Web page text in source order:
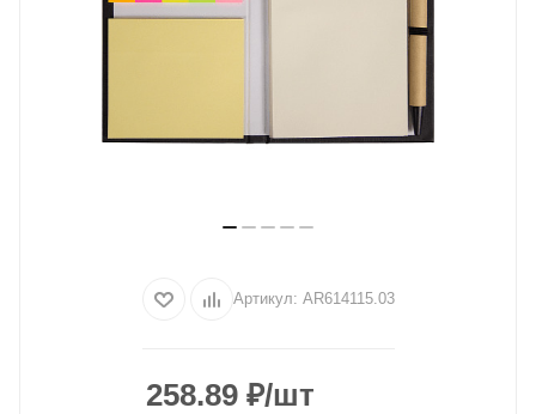
Артикул: AR614115.03
258.89₽/шт